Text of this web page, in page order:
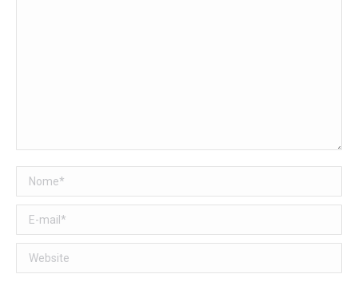
Nome *
E-mail *
Website